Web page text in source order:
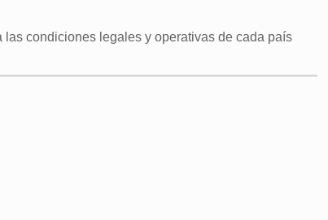
condiciones legales y operativas de cada país